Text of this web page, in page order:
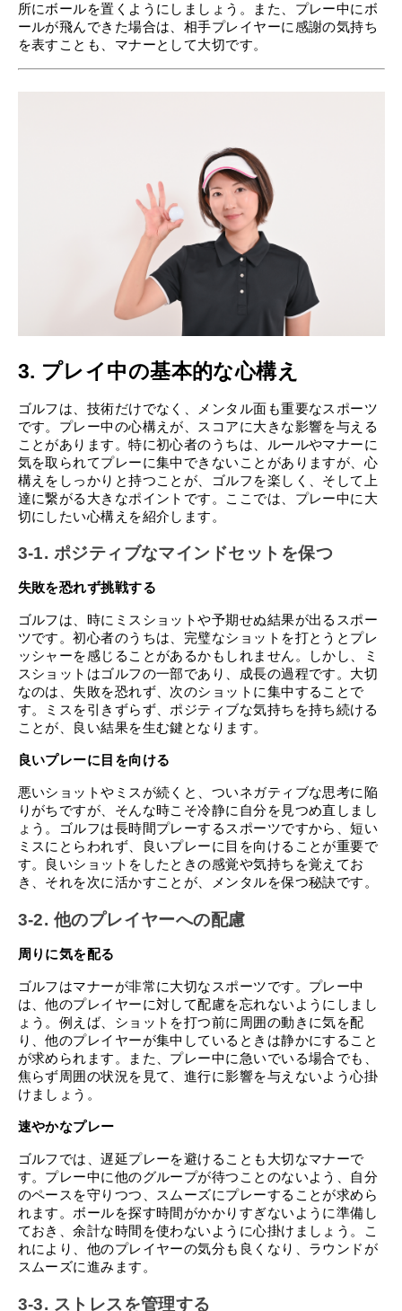
所にボールを置くようにしましょう。また、プレー中にボ
ールが飛んできた場合は、相手プレイヤーに感謝の気持ち
を表すことも、マナーとして大切です。
3. プレイ中の基本的な心構え
ゴルフは、技術だけでなく、メンタル面も重要なスポーツ
です。プレー中の心構えが、スコアに大きな影響を与える
ことがあります。特に初心者のうちは、ルールやマナーに
気を取られてプレーに集中できないことがありますが、心
構えをしっかりと持つことが、ゴルフを楽しく、そして上
達に繋がる大きなポイントです。ここでは、プレー中に大
切にしたい心構えを紹介します。
3-1. ポジティブなマインドセットを保つ
失敗を恐れず挑戦する
ゴルフは、時にミスショットや予期せぬ結果が出るスポー
ツです。初心者のうちは、完璧なショットを打とうとプレ
ッシャーを感じることがあるかもしれません。しかし、ミ
スショットはゴルフの一部であり、成長の過程です。大切
なのは、失敗を恐れず、次のショットに集中することで
す。ミスを引きずらず、ポジティブな気持ちを持ち続ける
ことが、良い結果を生む鍵となります。
良いプレーに目を向ける
悪いショットやミスが続くと、ついネガティブな思考に陥
りがちですが、そんな時こそ冷静に自分を見つめ直しまし
ょう。ゴルフは長時間プレーするスポーツですから、短い
ミスにとらわれず、良いプレーに目を向けることが重要で
す。良いショットをしたときの感覚や気持ちを覚えてお
き、それを次に活かすことが、メンタルを保つ秘訣です。
3-2. 他のプレイヤーへの配慮
周りに気を配る
ゴルフはマナーが非常に大切なスポーツです。プレー中
は、他のプレイヤーに対して配慮を忘れないようにしまし
ょう。例えば、ショットを打つ前に周囲の動きに気を配
り、他のプレイヤーが集中しているときは静かにすること
が求められます。また、プレー中に急いでいる場合でも、
焦らず周囲の状況を見て、進行に影響を与えないよう心掛
けましょう。
速やかなプレー
ゴルフでは、遅延プレーを避けることも大切なマナーで
す。プレー中に他のグループが待つことのないよう、自分
のペースを守りつつ、スムーズにプレーすることが求めら
れます。ボールを探す時間がかかりすぎないように準備し
ておき、余計な時間を使わないように心掛けましょう。こ
れにより、他のプレイヤーの気分も良くなり、ラウンドが
スムーズに進みます。
3-3. ストレスを管理する